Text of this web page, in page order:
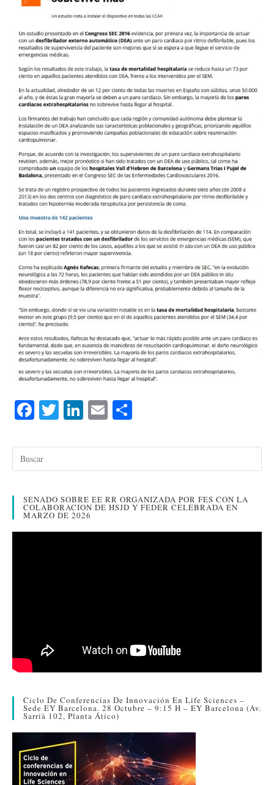
Fa
bo
ok
T
tte
r
Li
ed
In
E
ailm
pa
r
SENADO SOBRE EE RR ORGANIZADA POR FES CON LA
COLABORACION DE HSJD Y FEDER CELEBRADA EN
MARZO DE 2026
Ciclo De Conferencias De Innovación En Life Sciences –
Sede EY Barcelona. 28 Octubre – 9:15 H – EY Barcelona (Av.
Sarrià 102, Planta Ático)